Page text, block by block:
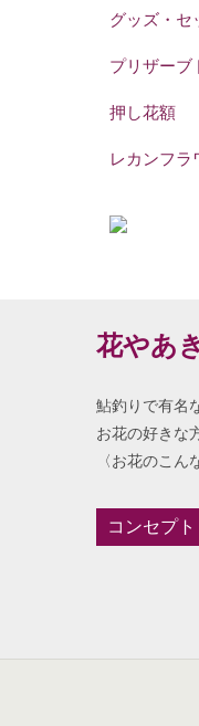
グッズ・セ
プリザーブ
押し花額
レカンフラ
花やあ
鮎釣りで有名
お花の好きな
〈お花のこ
コンセプト